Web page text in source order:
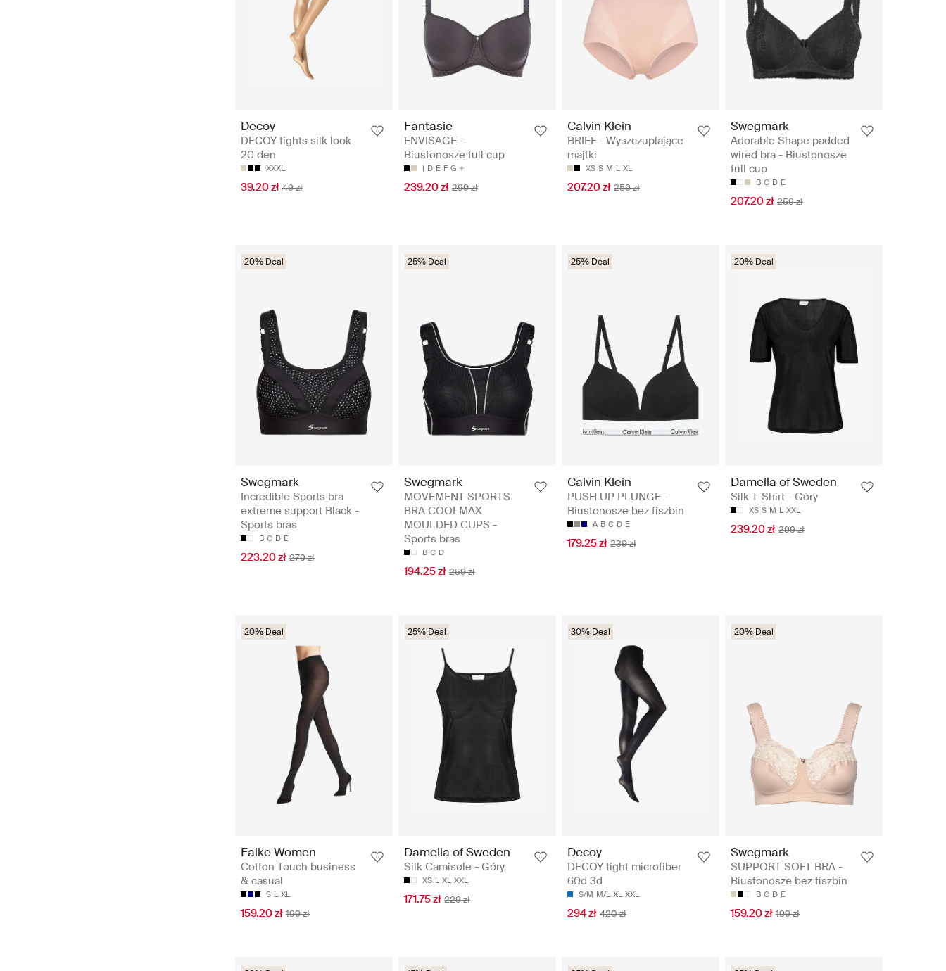
Decoy
DECOY tights silk look
20 den
XXXL
39.20 zł 49 zł
Fantasie
ENVISAGE -
Biustonosze full cup
I D E F G
239.20 zł 299 zł
Calvin Klein
BRIEF - Wyszczuplające
majtki
XS S M L XL
207.20 zł 259 zł
Swegmark
Adorable Shape padded
wired bra - Biustonosze
full cup
B C D E
207.20 zł 259 zł
20% Deal
Swegmark
Incredible Sports bra
extreme support Black -
Sports bras
B C D E
223.20 zł 279 zł
25% Deal
Swegmark
MOVEMENT SPORTS
BRA COOLMAX
MOULDED CUPS -
Sports bras
B C D
194.25 zł 259 zł
25% Deal
Calvin Klein
PUSH UP PLUNGE -
Biustonosze bez fiszbin
A B C D E
179.25 zł 239 zł
20% Deal
Damella of Sweden
Silk T-Shirt - Góry
XS S M L XXL
239.20 zł 299 zł
20% Deal
Falke Women
Cotton Touch business
& casual
S L XL
159.20 zł 199 zł
25% Deal
Damella of Sweden
Silk Camisole - Góry
XS L XL XXL
171.75 zł 229 zł
30% Deal
Decoy
DECOY tight microfiber
60d 3d
S/M M/L XL XXL
294 zł 420 zł
20% Deal
Swegmark
SUPPORT SOFT BRA -
Biustonosze bez fiszbin
B C D E
159.20 zł 199 zł